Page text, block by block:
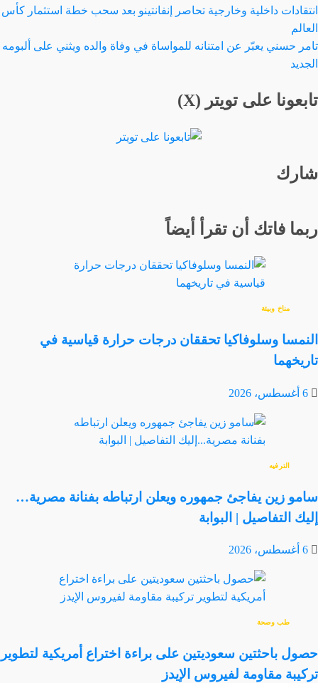
انتقادات داخلية وخارجية تحاصر إنفانتينو بعد سحب خطة استثمار كأس
العالم
تامر حسني يعبّر عن امتنانه للمواساة في وفاة والده ويثني على ألبومه
الجديد
تابعونا على تويتر (X)
شارك
ربما فاتك أن تقرأ أيضاً
مناخ وبيئة
النمسا وسلوفاكيا تحققان درجات حرارة قياسية في
تاريخهما
6 أغسطس، 2026
الترفيه
سامو زين يفاجئ جمهوره ويعلن ارتباطه بفنانة مصرية…
إليك التفاصيل | البوابة
6 أغسطس، 2026
طب وصحة
حصول باحثتين سعوديتين على براءة اختراع أمريكية لتطوير
تركيبة مقاومة لفيروس الإيدز